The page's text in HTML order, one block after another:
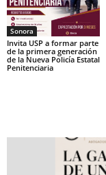
Sonora
Invita USP a formar parte
de la primera generación
de la Nueva Policía Estatal
Penitenciaria